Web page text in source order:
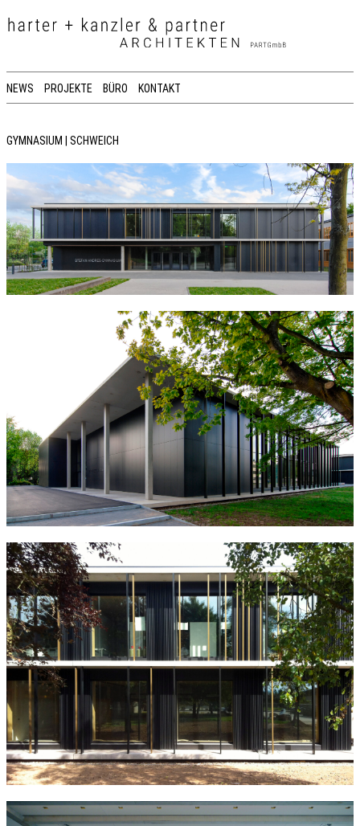
NEWS PROJEKTE BÜRO KONTAKT
GYMNASIUM | SCHWEICH